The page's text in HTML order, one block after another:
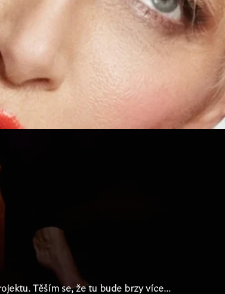
Těším se, že tu bude brzy více...